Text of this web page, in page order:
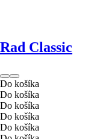
Rad Classic
Do košíka
Do košíka
Do košíka
Do košíka
Do košíka